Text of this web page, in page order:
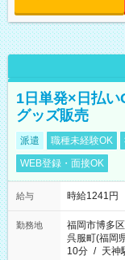
1日単発×日払
グッズ販売
派遣 職種未経験OK
WEB登録・面接OK
給与 時給1241円
勤務地
福岡市博多区
呉服町(福岡
10分 / 天神